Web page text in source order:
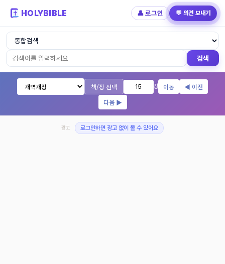
HOLYBIBLE 👤 로그인 💬 의견 보내기
성경읽기 - 개역개정 개역한글 NIV KJV
검색
책/장 선택 장 이동
◀ 이전
다음 ▶
광고 로그인하면 광고 없이 볼 수 있어요